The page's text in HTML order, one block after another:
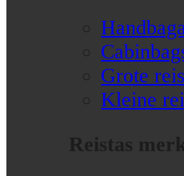
Grote
Kleine
Reistas